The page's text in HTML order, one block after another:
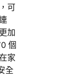
可
加
個
家
全